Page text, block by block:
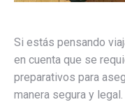
Si estás pensando
en cuenta que se
preparativos para
manera segura y legal.